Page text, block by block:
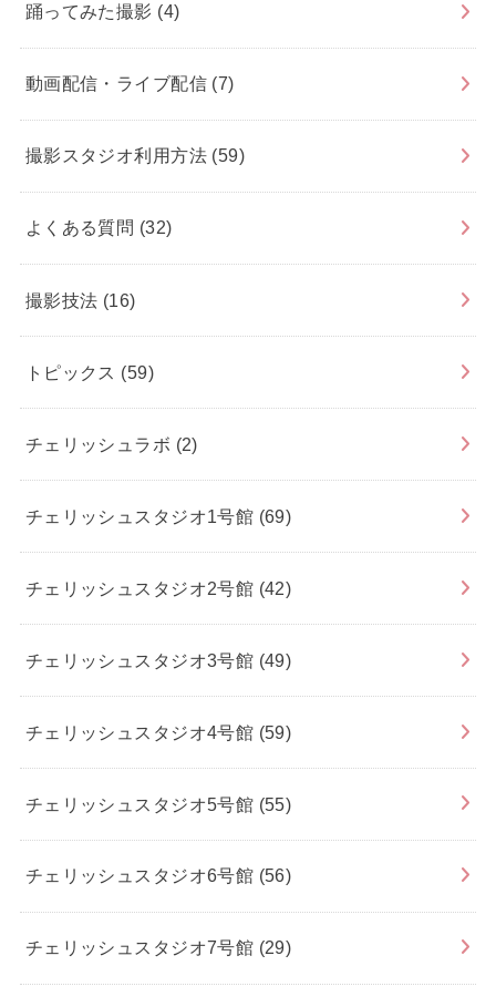
踊ってみた撮影 (4)
動画配信・ライブ配信 (7)
撮影スタジオ利用方法 (59)
よくある質問 (32)
撮影技法 (16)
トピックス (59)
チェリッシュラボ (2)
チェリッシュスタジオ1号館 (69)
チェリッシュスタジオ2号館 (42)
チェリッシュスタジオ3号館 (49)
チェリッシュスタジオ4号館 (59)
チェリッシュスタジオ5号館 (55)
チェリッシュスタジオ6号館 (56)
チェリッシュスタジオ7号館 (29)